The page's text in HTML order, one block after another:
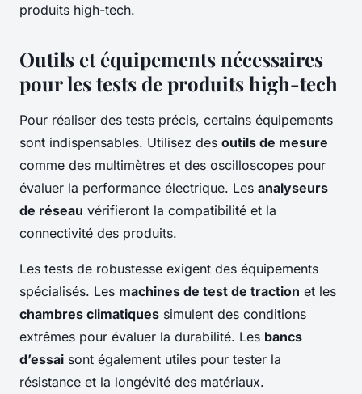
produits high-tech.
Outils et équipements nécessaires
pour les tests de produits high-tech
Pour réaliser des tests précis, certains équipements
sont indispensables. Utilisez des outils de mesure
comme des multimètres et des oscilloscopes pour
évaluer la performance électrique. Les analyseurs
de réseau vérifieront la compatibilité et la
connectivité des produits.
Les tests de robustesse exigent des équipements
spécialisés. Les machines de test de traction et les
chambres climatiques simulent des conditions
extrêmes pour évaluer la durabilité. Les bancs
d’essai sont également utiles pour tester la
résistance et la longévité des matériaux.